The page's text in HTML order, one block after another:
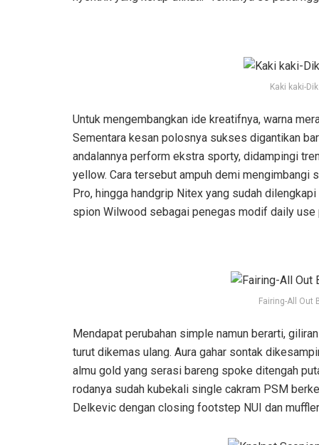
Kaki kaki-
Untuk mengembangkan ide kreatifnya, warna
Sementara kesan polosnya sukses digantikan
andalannya perform ekstra sporty, didampingi
yellow. Cara tersebut ampuh demi mengimbangi
Pro, hingga handgrip Nitex yang sudah
spion Wilwood sebagai penegas modif daily use
Fairing-All Out
Mendapat perubahan simple namun berarti,
turut dikemas ulang. Aura gahar sontak
almu gold yang serasi bareng spoke ditengah
rodanya sudah kubekali single cakram PSM
Delkevic dengan closing footstep NUI dan